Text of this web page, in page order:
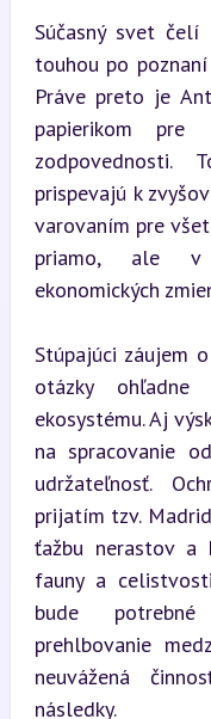
Súčasný svet
touhou po
Práve preto je
papierikom pre
zodpovednosti.
prispevajú k
varovaním pre
priamo, ale v
ekonomických
Stúpajúci záujem
otázky ohľadne
ekosystému. Aj
na spracovanie
udržateľnosť.
prijatím tzv.
ťažbu nerastov a
fauny a
bude
prehlbovanie
neuvážená
následky.